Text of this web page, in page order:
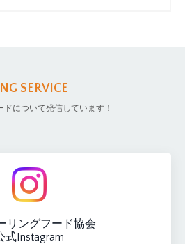
SERVICE
について発信しています！
リングフード協会
式Instagram